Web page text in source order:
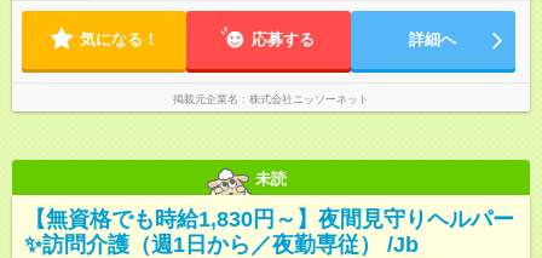
気になる！ 応募する 詳細へ
掲載元企業名 株式会社ニッソーネット
未読
【無資格でも時給1,830円～】夜間見守りヘルパー
✨訪問介護（週1日から／夜勤専従） /Jb